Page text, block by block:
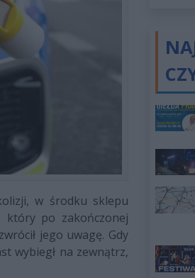
w środku sklepu
który po zakończonej
jego uwagę. Gdy
wybiegł na zewnątrz,